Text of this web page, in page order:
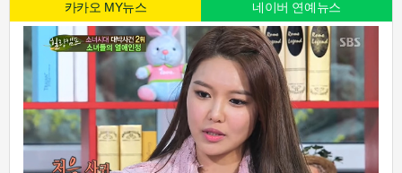
카카오 MY뉴스 네이버 연예뉴스